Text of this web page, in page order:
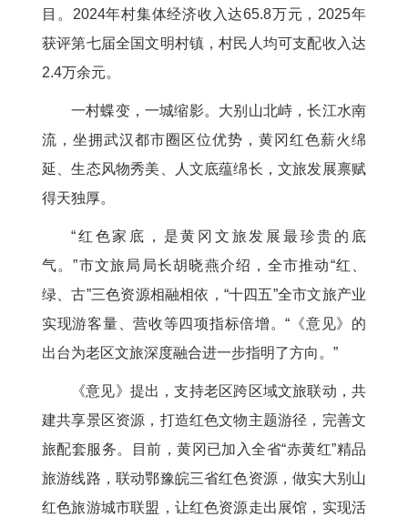
目。2024年村集体经济收入达65.8万元，2025年
获评第七届全国文明村镇，村民人均可支配收入达
2.4万余元。
一村蝶变，一城缩影。大别山北峙，长江水南
流，坐拥武汉都市圈区位优势，黄冈红色薪火绵
延、生态风物秀美、人文底蕴绵长，文旅发展禀赋
得天独厚。
“红色家底，是黄冈文旅发展最珍贵的底
气。”市文旅局局长胡晓燕介绍，全市推动“红、
绿、古”三色资源相融相依，“十四五”全市文旅产业
实现游客量、营收等四项指标倍增。“《意见》的
出台为老区文旅深度融合进一步指明了方向。”
《意见》提出，支持老区跨区域文旅联动，共
建共享景区资源，打造红色文物主题游径，完善文
旅配套服务。目前，黄冈已加入全省“赤黄红”精品
旅游线路，联动鄂豫皖三省红色资源，做实大别山
红色旅游城市联盟，让红色资源走出展馆，实现活